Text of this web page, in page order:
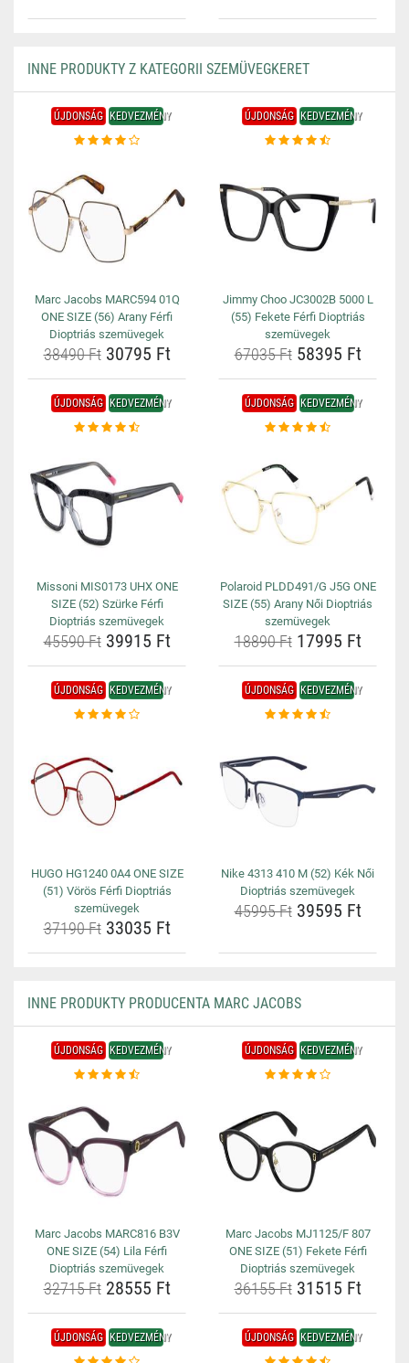
INNE PRODUKTY Z KATEGORII SZEMÜVEGKERET
ÚJDONSÁG KEDVEZMÉNY
Marc Jacobs MARC594 01Q
ONE SIZE (56) Arany Férfi
Dioptriás szemüvegek
38490 Ft30795 Ft
ÚJDONSÁG KEDVEZMÉNY
Jimmy Choo JC3002B 5000 L
(55) Fekete Férfi Dioptriás
szemüvegek
67035 Ft58395 Ft
ÚJDONSÁG KEDVEZMÉNY
Missoni MIS0173 UHX ONE
SIZE (52) Szürke Férfi
Dioptriás szemüvegek
45590 Ft39915 Ft
ÚJDONSÁG KEDVEZMÉNY
Polaroid PLDD491/G J5G ONE
SIZE (55) Arany Női Dioptriás
szemüvegek
18890 Ft17995 Ft
ÚJDONSÁG KEDVEZMÉNY
HUGO HG1240 0A4 ONE SIZE
(51) Vörös Férfi Dioptriás
szemüvegek
37190 Ft33035 Ft
ÚJDONSÁG KEDVEZMÉNY
Nike 4313 410 M (52) Kék Női
Dioptriás szemüvegek
45995 Ft39595 Ft
INNE PRODUKTY PRODUCENTA MARC JACOBS
ÚJDONSÁG KEDVEZMÉNY
Marc Jacobs MARC816 B3V
ONE SIZE (54) Lila Férfi
Dioptriás szemüvegek
32715 Ft28555 Ft
ÚJDONSÁG KEDVEZMÉNY
Marc Jacobs MJ1125/F 807
ONE SIZE (51) Fekete Férfi
Dioptriás szemüvegek
36155 Ft31515 Ft
ÚJDONSÁG KEDVEZMÉNY ÚJDONSÁG KEDVEZMÉNY